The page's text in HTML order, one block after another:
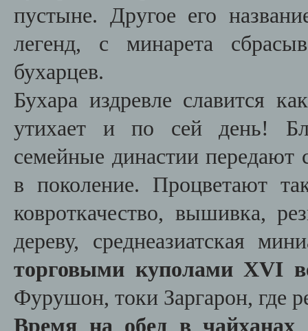
пустыне. Другое его
легенд, с минарета
бухарцев.
Бухара издревле славится
утихает и по сей день!
семейные династии передают
в поколение. Процветают
ковроткачество, вышивка,
дереву, среднеазиатская
торговыми куполами XVI
Фурушон, токи Заргарон, где
Время на обед в чайханах